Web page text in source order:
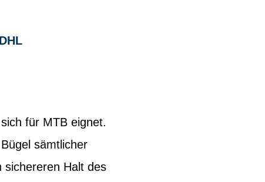
für MTB eignet.
sämtlicher
sichereren Halt des